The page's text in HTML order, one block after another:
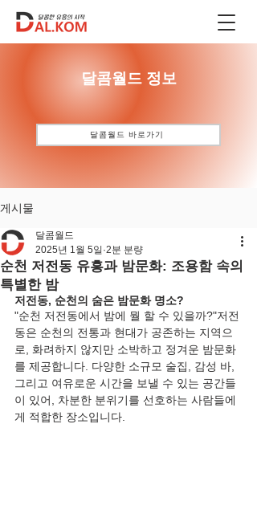
​달콤월드 정보
달콤월드 바로가기
게시물
순천 저전동 유흥과 밤문화: 조용함 속의
특별한 밤
달콤월드
2025년 1월 5일 2분 분량
저전동, 순천의 숨은 밤문화 명소?
"순천 저전동에서 밤에 뭘 할 수 있을까?"저전
동은 순천의 전통과 현대가 공존하는 지역으
로, 화려하지 않지만 소박하고 정겨운 밤문화
를 제공합니다. 다양한 소규모 술집, 감성 바,
그리고 여유로운 시간을 보낼 수 있는 공간들
이 있어, 차분한 분위기를 선호하는 사람들에
게 적합한 장소입니다.